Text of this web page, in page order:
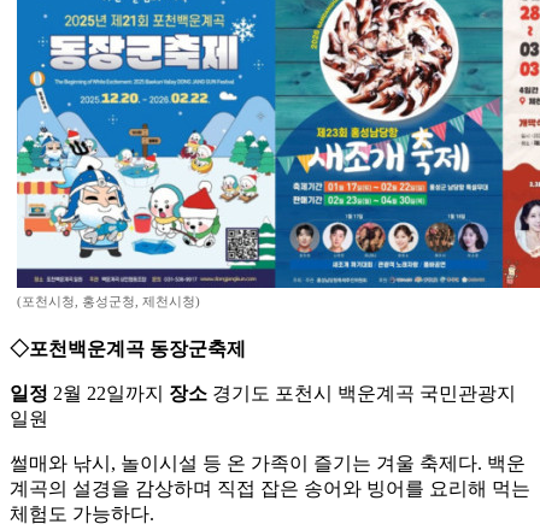
(포천시청, 홍성군청, 제천시청)
◇포천백운계곡 동장군축제
일정 2월 22일까지 장소 경기도 포천시 백운계곡 국민관광지
일원
썰매와 낚시, 놀이시설 등 온 가족이 즐기는 겨울 축제다. 백운
계곡의 설경을 감상하며 직접 잡은 송어와 빙어를 요리해 먹는
체험도 가능하다.